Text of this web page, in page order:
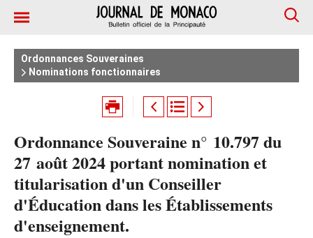
Ordonnances Souveraines
Nominations fonctionnaires
Ordonnance Souveraine n° 10.797 du
27 août 2024 portant nomination et
titularisation d'un Conseiller
d'Éducation dans les Établissements
d'enseignement.